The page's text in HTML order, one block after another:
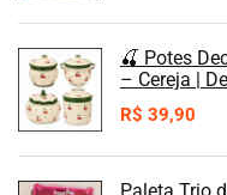
🍒 Potes
– Cereja |
R$ 39,90